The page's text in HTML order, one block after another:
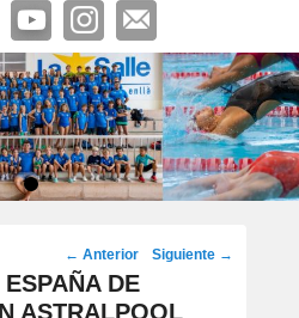
•
Navegación
por
los
← Anterior Siguiente →
DE
ASTRALPOOL